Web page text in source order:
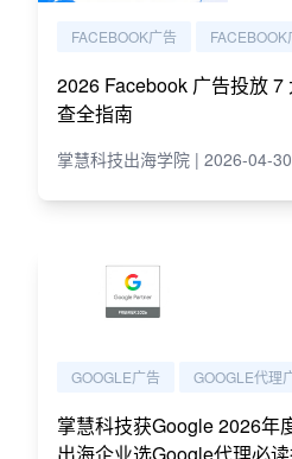
FACEBOOK广告 FACEBOOK
2026 Facebook 广告投放 7
查全指南
掌慧科技出海学院 | 2026-04-30
GOOGLE广告 GOOGLE代理
掌慧科技获Google 2026年